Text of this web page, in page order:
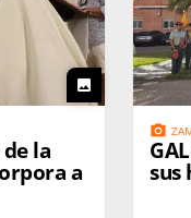
photo
la
a
photo_camera
sus